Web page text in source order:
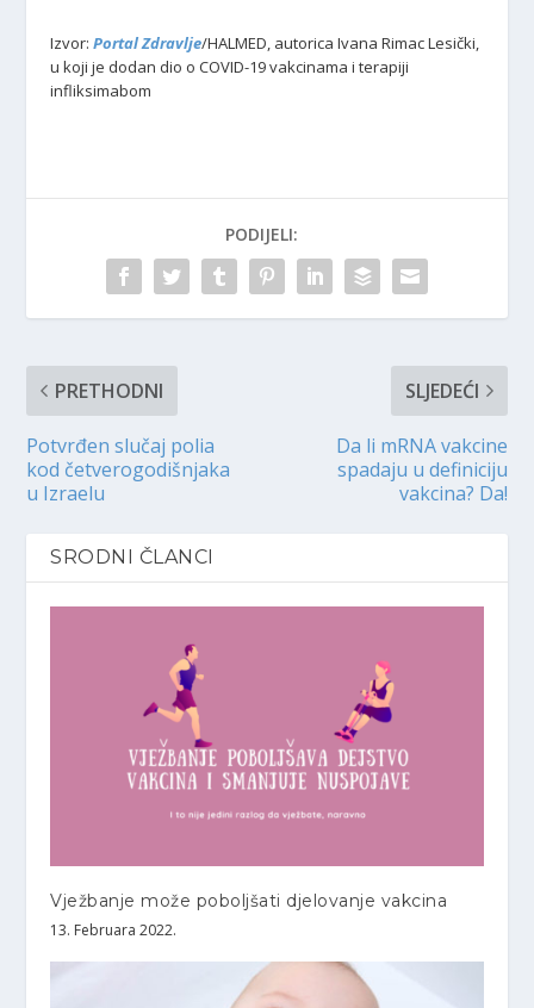
Izvor:Portal Zdravlje/HALMED, autorica Ivana Rimac Lesički,
u koji je dodan dio o COVID-19 vakcinama i terapiji
infliksimabom
PODIJELI:
PRETHODNI
Potvrđen slučaj polia
kod četverogodišnjaka
u Izraelu
SLJEDEĆI
Da li mRNA vakcine
spadaju u definiciju
vakcina? Da!
SRODNI ČLANCI
Vježbanje može poboljšati djelovanje vakcina
13. Februara 2022.